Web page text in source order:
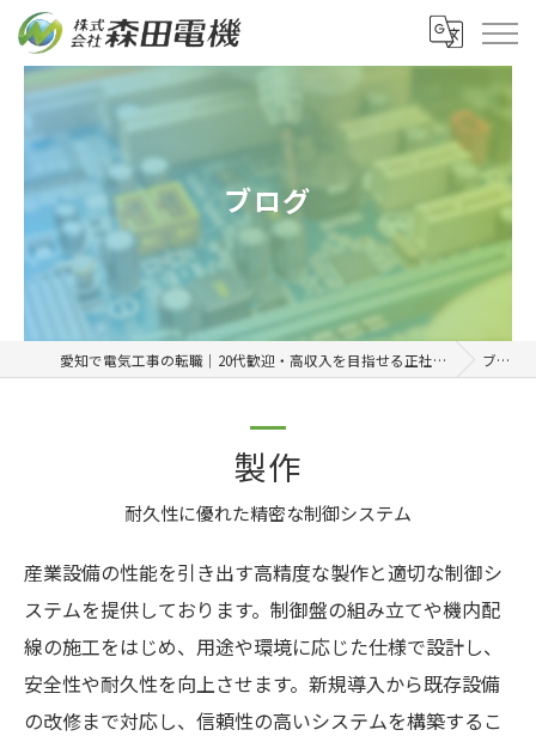
ブログ
愛知で電気工事の転職｜20代歓迎・高収入を目指せる正社員求人「株式会社森田電機」 ブログ
製作
耐久性に優れた精密な制御システム
産業設備の性能を引き出す高精度な製作と適切な制御シ
ステムを提供しております。制御盤の組み立てや機内配
線の施工をはじめ、用途や環境に応じた仕様で設計し、
安全性や耐久性を向上させます。新規導入から既存設備
の改修まで対応し、信頼性の高いシステムを構築するこ